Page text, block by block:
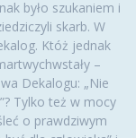
było szukaniem i
skarb. W
Któż jednak
–
Dekalogu: „Nie
Tylko też w mocy
o prawdziwym